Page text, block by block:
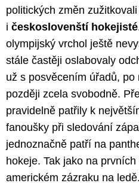
politických změn
i českoslovenští hokejisté
olympijský vrchol ještě
stále častěji oslabovaly
už s posvěcením úřadů,
později zcela svobodně.
pravidelně patřily k
fanoušky při sledování
jednoznačně patří na
hokeje. Tak jako na
americkém zázraku na ledě.